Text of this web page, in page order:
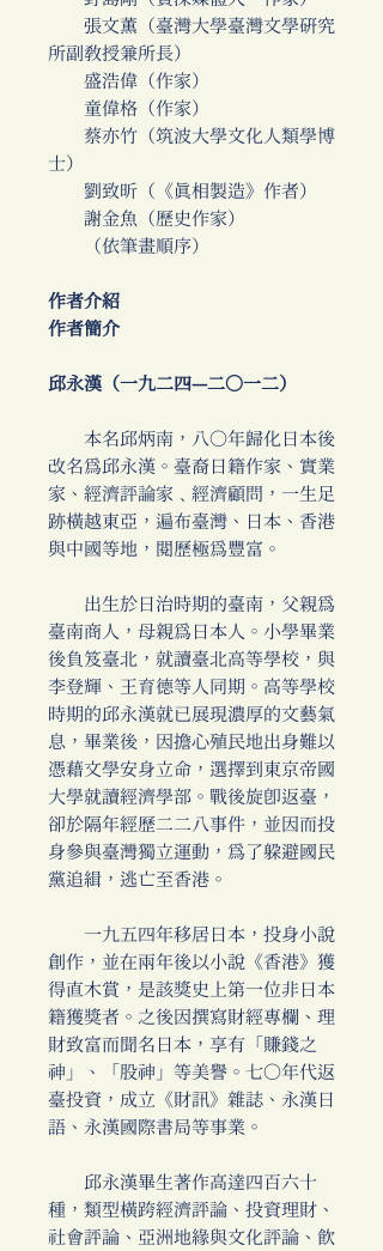
張文薫（臺灣大學臺灣文學研究
所副教授兼所長）
盛浩偉（作家）
童偉格（作家）
蔡亦竹（筑波大學文化人類學博
士）
劉致昕（《真相製造》作者）
謝金魚（歷史作家）
（依筆畫順序）
作者介紹
作者簡介
邱永漢（一九二四—二〇一二）
本名邱炳南，八〇年歸化日本後
改名為邱永漢。臺裔日籍作家、實業
家、經濟評論家﹑經濟顧問，一生足
跡橫越東亞，遍布臺灣、日本、香港
與中國等地，閱歷極為豐富。
出生於日治時期的臺南，父親為
臺南商人，母親為日本人。小學畢業
後負笈臺北，就讀臺北高等學校，與
李登輝、王育德等人同期。高等學校
時期的邱永漢就已展現濃厚的文藝氣
息，畢業後，因擔心殖民地出身難以
憑藉文學安身立命，選擇到東京帝國
大學就讀經濟學部。戰後旋即返臺，
卻於隔年經歷二二八事件，並因而投
身參與臺灣獨立運動，為了躲避國民
黨追緝，逃亡至香港。
一九五四年移居日本，投身小說
創作，並在兩年後以小說《香港》獲
得直木賞，是該獎史上第一位非日本
籍獲獎者。之後因撰寫財經專欄、理
財致富而聞名日本，享有「賺錢之
神」、「股神」等美譽。七〇年代返
臺投資，成立《財訊》雜誌、永漢日
語、永漢國際書局等事業。
邱永漢畢生著作高達四百六十
種，類型橫跨經濟評論、投資理財、
社會評論、亞洲地緣與文化評論、飲